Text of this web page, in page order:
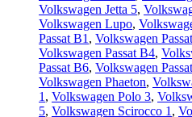
Volkswagen Jetta 5,
Volkswagen Lupo,
Passat B1 , Volkswagen
Volkswagen Passat B4,
Passat B6, Volkswagen
Volkswagen Phaeton,
1 , Volkswagen Polo 3,
5, Volkswagen Scirocco 1 ,